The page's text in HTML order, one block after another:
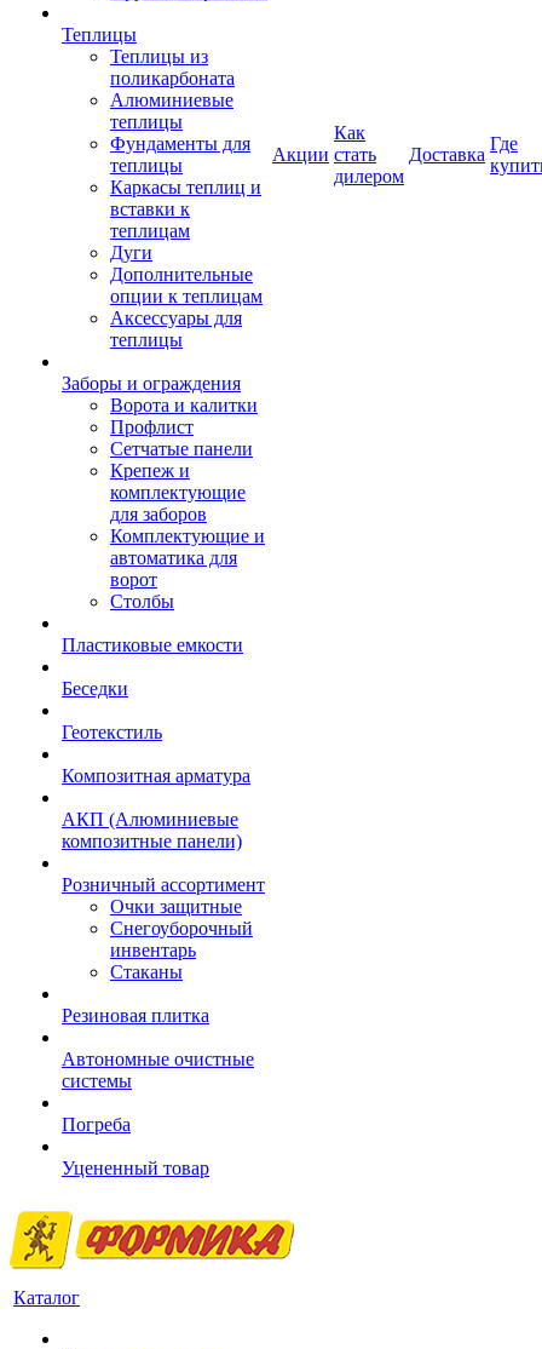
Теплицы
Теплицы из
поликарбоната
Алюминиевые
теплицы
Фундаменты для
теплицы
Каркасы теплиц и
вставки к
теплицам
Дуги
Дополнительные
опции к теплицам
Аксессуары для
теплицы
Заборы и ограждения
Ворота и калитки
Профлист
Сетчатые панели
Крепеж и
комплектующие
для заборов
Комплектующие и
автоматика для
ворот
Столбы
Пластиковые емкости
Беседки
Геотекстиль
Композитная арматура
АКП (Алюминиевые
композитные панели)
Розничный ассортимент
Очки защитные
Снегоуборочный
инвентарь
Стаканы
Резиновая плитка
Автономные очистные
системы
Погреба
Уцененный товар
Акции
Как
стать
дилером
Доставка
Где
Каталог